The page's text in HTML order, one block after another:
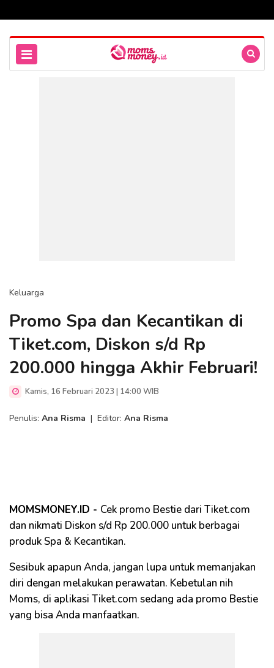
Keluarga
Promo Spa dan Kecantikan di
Tiket.com, Diskon s/d Rp
200.000 hingga Akhir Februari!
Kamis, 16 Februari 2023 | 14:00 WIB
Penulis: Ana Risma | Editor: Ana Risma
MOMSMONEY.ID - Cek promo Bestie dari Tiket.com
dan nikmati Diskon s/d Rp 200.000 untuk berbagai
produk Spa & Kecantikan.
Sesibuk apapun Anda, jangan lupa untuk memanjakan
diri dengan melakukan perawatan. Kebetulan nih
Moms, di aplikasi Tiket.com sedang ada promo Bestie
yang bisa Anda manfaatkan.